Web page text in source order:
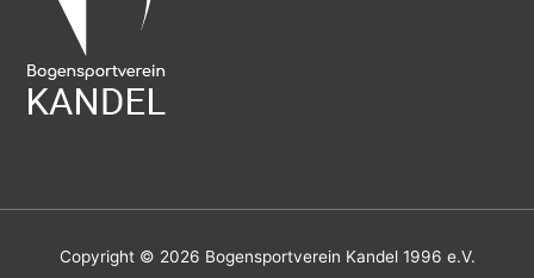
Copyright © 2026 Bogensportverein Kandel 1996 e.V.